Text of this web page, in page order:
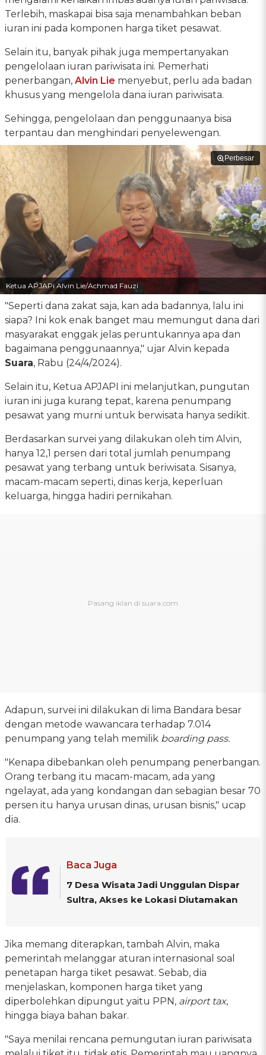
Terlebih, maskapai bisa saja menambahkan beban
iuran ini pada komponen harga tiket pesawat.
Selain itu, banyak pihak juga mempertanyakan
pengelolaan iuran pariwisata ini. Pemerhati
penerbangan, Alvin Lie menyebut, perlu ada badan
khusus yang mengelola dana iuran pariwisata.
Sehingga, pengelolaan dan penggunaanya bisa
terpantau dan menghindari penyelewengan.
Perbesar
Ketua APJAPi Alvin Lie/Achmad Fauzi
"Seperti dana zakat saja, kan ada badannya, lalu ini
siapa? Ini kok enak banget mau memungut dana dari
masyarakat enggak jelas peruntukannya apa dan
bagaimana penggunaannya," ujar Alvin kepada
Suara, Rabu (24/4/2024).
Selain itu, Ketua APJAPI ini melanjutkan, pungutan
iuran ini juga kurang tepat, karena penumpang
pesawat yang murni untuk berwisata hanya sedikit.
Berdasarkan survei yang dilakukan oleh tim Alvin,
hanya 12,1 persen dari total jumlah penumpang
pesawat yang terbang untuk beriwisata. Sisanya,
macam-macam seperti, dinas kerja, keperluan
keluarga, hingga hadiri pernikahan.
Adapun, survei ini dilakukan di lima Bandara besar
dengan metode wawancara terhadap 7.014
penumpang yang telah memilik boarding pass.
"Kenapa dibebankan oleh penumpang penerbangan.
Orang terbang itu macam-macam, ada yang
ngelayat, ada yang kondangan dan sebagian besar 70
persen itu hanya urusan dinas, urusan bisnis," ucap
dia.
Baca Juga
7 Desa Wisata Jadi Unggulan Dispar
Sultra, Akses ke Lokasi Diutamakan
Jika memang diterapkan, tambah Alvin, maka
pemerintah melanggar aturan internasional soal
penetapan harga tiket pesawat. Sebab, dia
menjelaskan, komponen harga tiket yang
diperbolehkan dipungut yaitu PPN, airport tax,
hingga biaya bahan bakar.
"Saya menilai rencana pemungutan iuran pariwisata